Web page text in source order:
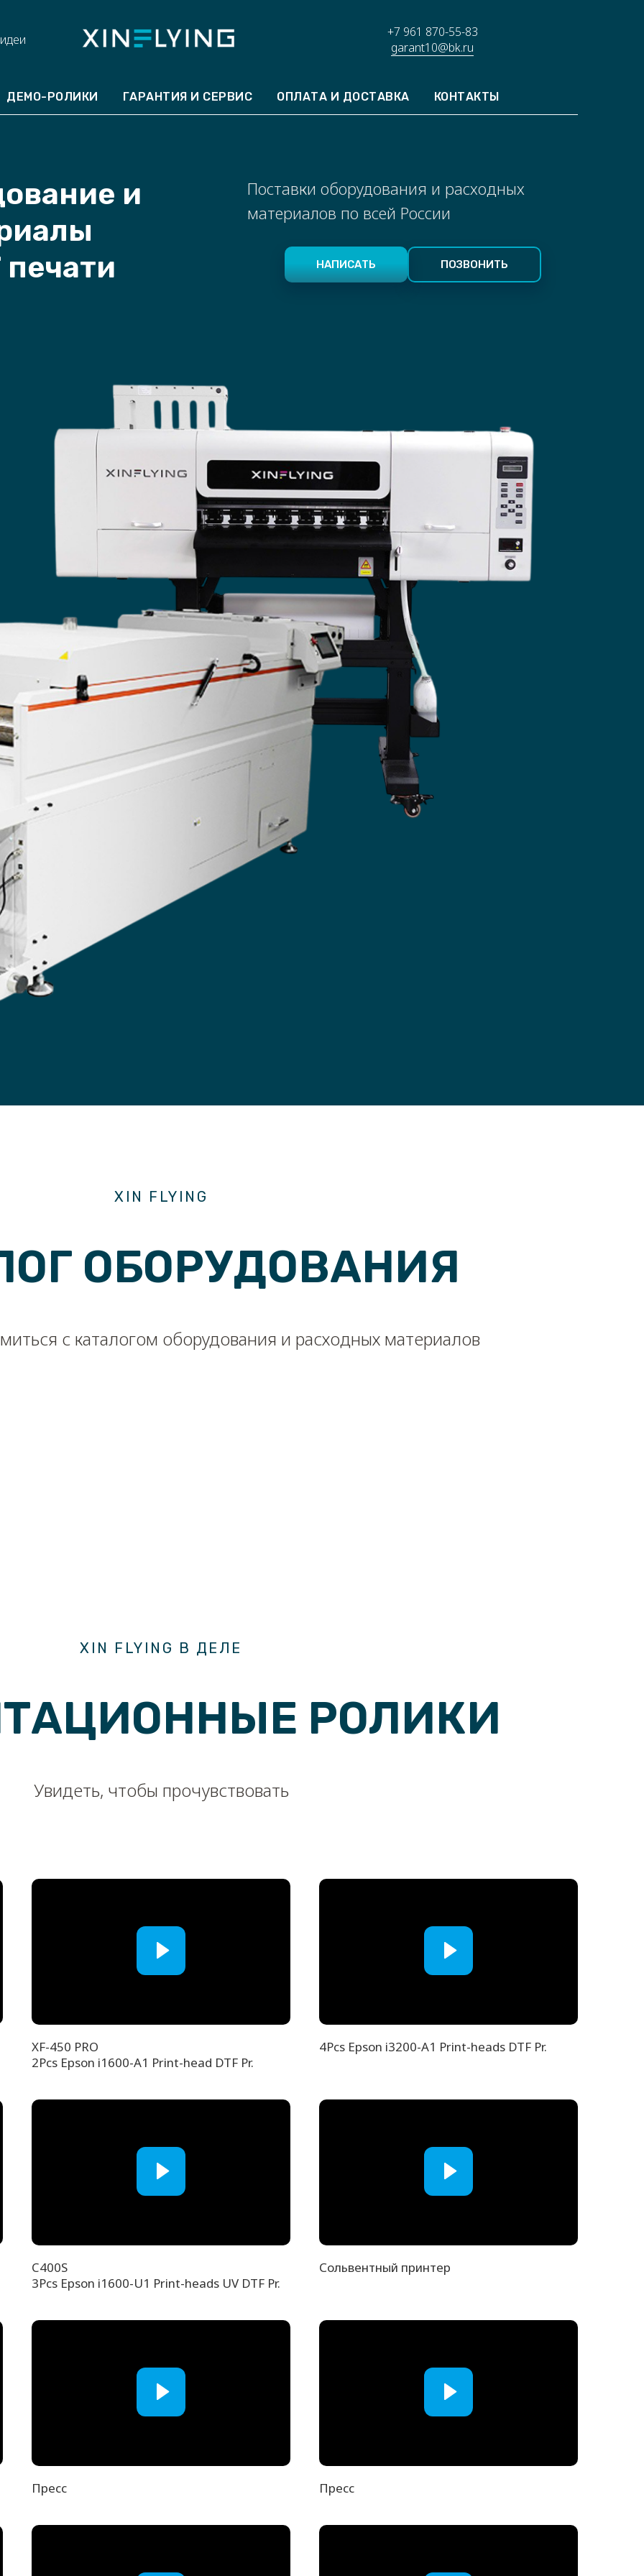
+7 961 870-55-83
garant10@bk.ru
ДЕМО-РОЛИКИ ГАРАНТИЯ И СЕРВИС ОПЛАТА И ДОСТАВКА КОНТАКТЫ
и
печати
Поставки оборудования и расходных
материалов по всей России
НАПИСАТЬ ПОЗВОНИТЬ
XIN FLYING
ОБОРУДОВАНИЯ
с каталогом оборудования и расходных материалов
XIN FLYING В ДЕЛЕ
РОЛИКИ
Увидеть, чтобы прочувствовать
XF-450 PRO
2Pcs Epson i1600-A1 Print-head DTF Pr.
4Pcs Epson i3200-A1 Print-heads DTF Pr.
C400S
3Pcs Epson i1600-U1 Print-heads UV DTF Pr.
Сольвентный принтер
Пресс Пресс